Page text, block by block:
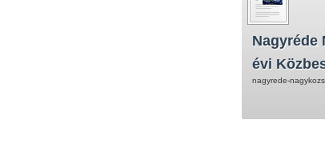
Nagyréde
évi
nagyrede-